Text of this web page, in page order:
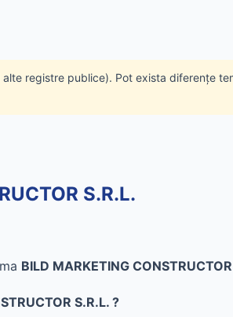
registre publice). Pot exista diferențe
S.R.L.
BILD MARKETING
S.R.L. ?